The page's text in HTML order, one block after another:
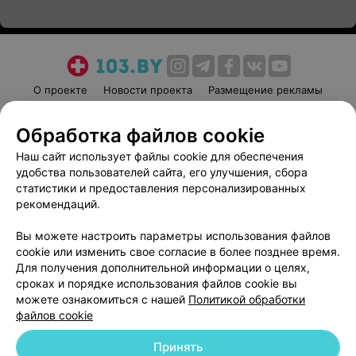
О проекте Новости проекта
Размещение рекламы
Пользовательское соглашение
Способы оплаты
Вакансии
Партнеры
Написать руководителю 103.by
Обработка персональных данных
Обработка файлов cookie
Наш сайт использует файлы cookie для обеспечения
удобства пользователей сайта, его улучшения, сбора
статистики и предоставления персонализированных
рекомендаций.
Вы можете настроить параметры использования файлов
cookie или изменить свое согласие в более позднее время.
Для получения дополнительной информации о целях,
сроках и порядке использования файлов cookie вы
можете ознакомиться с нашей Политикой обработки
файлов cookie
Принять